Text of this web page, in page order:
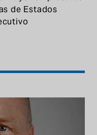
de Estados